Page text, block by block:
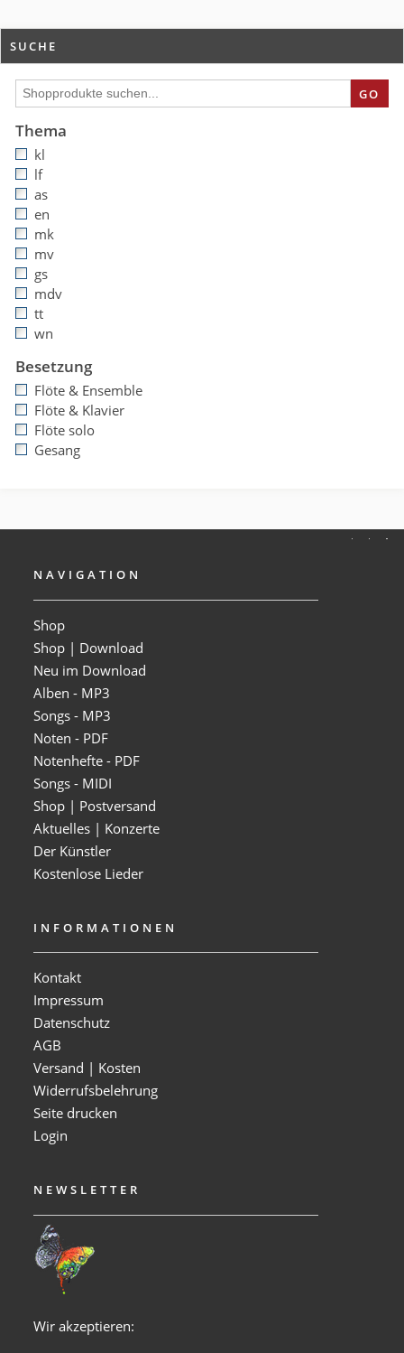
SUCHE
GO
Thema
kl
lf
as
en
mk
mv
gs
mdv
tt
wn
Besetzung
Flöte & Ensemble
Flöte & Klavier
Flöte solo
Gesang
NAVIGATION
Shop
Shop | Download
Neu im Download
Alben - MP3
Songs - MP3
Noten - PDF
Notenhefte - PDF
Songs - MIDI
Shop | Postversand
Aktuelles | Konzerte
Der Künstler
Kostenlose Lieder
INFORMATIONEN
Kontakt
Impressum
Datenschutz
AGB
Versand | Kosten
Widerrufsbelehrung
Seite drucken
Login
NEWSLETTER
Wir akzeptieren: